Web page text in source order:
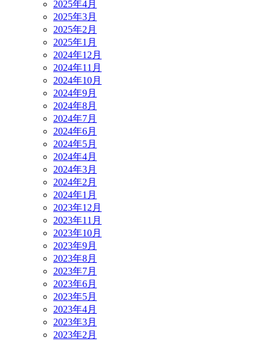
2025年4月
2025年3月
2025年2月
2025年1月
2024年12月
2024年11月
2024年10月
2024年9月
2024年8月
2024年7月
2024年6月
2024年5月
2024年4月
2024年3月
2024年2月
2024年1月
2023年12月
2023年11月
2023年10月
2023年9月
2023年8月
2023年7月
2023年6月
2023年5月
2023年4月
2023年3月
2023年2月